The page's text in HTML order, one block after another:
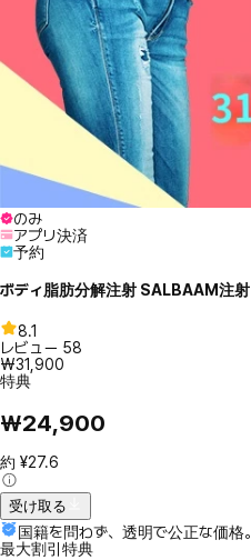
のみ
アプリ決済
予約
ボディ脂肪分解注射 SALBAAM注射
8.1
レビュー 58
₩31,900
特典
₩24,900
約 ¥27.6
受け取る
国籍を問わず、透明で公正な価格。
最大割引特典